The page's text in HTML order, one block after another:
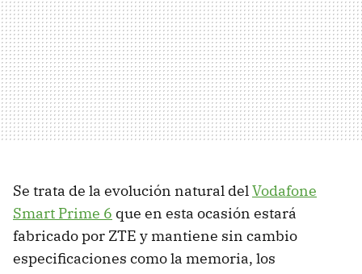
Se trata de la evolución natural delVodafone
Smart Prime 6 que en esta ocasión estará
fabricado por ZTE y mantiene sin cambio
especificaciones como la memoria, los